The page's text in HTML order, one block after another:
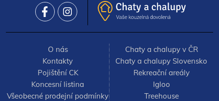
Český kras můžeme najít Koněpruské jeskyně, které jsou
jedinečné svou opálonosnou výzdobou a paleontologickými
nálezy. Zájemci o historii výroby aut v Mladé Boleslavi -
městě automobilů se mohou o pro toto město typickém
odvětví průmyslu více dozvědět v muzeu Škoda Auto.
O nás
Kontakty
Pojištění CK
Koncesní listina
Všeobecné prodejní podmínky
Chaty a chalupy v ČR
Chaty a chalupy Slovensko
Rekreační areály
Igloo
Treehouse